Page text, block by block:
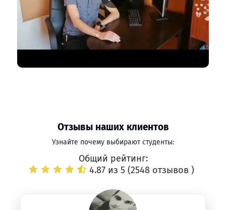
Отзывы наших клиентов
Узнайте почему выбирают студенты:
Общий рейтинг:
4.87 из 5 (2548 отзывов )